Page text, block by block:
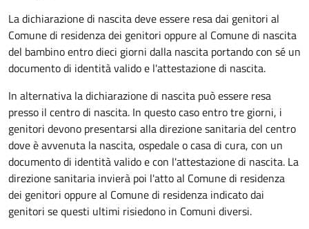
La dichiarazione di nascita deve essere resa dai genitori al
Comune di residenza dei genitori oppure al Comune di nascita
del bambino entro dieci giorni dalla nascita portando con sé un
documento di identità valido e l'attestazione di nascita.
In alternativa la dichiarazione di nascita può essere resa
presso il centro di nascita. In questo caso entro tre giorni, i
genitori devono presentarsi alla direzione sanitaria del centro
dove è avvenuta la nascita, ospedale o casa di cura, con un
documento di identità valido e con l'attestazione di nascita. La
direzione sanitaria invierà poi l'atto al Comune di residenza
dei genitori oppure al Comune di residenza indicato dai
genitori se questi ultimi risiedono in Comuni diversi.